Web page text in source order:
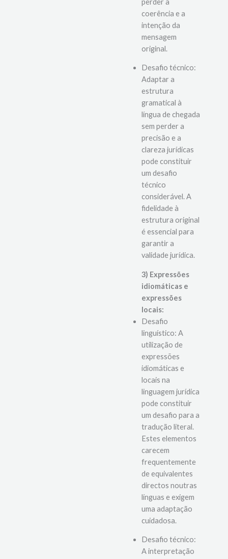
construções sem
perder a
coerência e a
intenção da
mensagem
original.
Desafio técnico:
Adaptar a
estrutura
gramatical à
língua de chegada
sem perder a
precisão e a
clareza jurídicas
pode constituir
um desafio
técnico
considerável. A
fidelidade à
estrutura original
é essencial para
garantir a
validade jurídica.
3) Expressões
idiomáticas e
expressões
locais:
Desafio
linguístico: A
utilização de
expressões
idiomáticas e
locais na
linguagem jurídica
pode constituir
um desafio para a
tradução literal.
Estes elementos
carecem
frequentemente
de equivalentes
directos noutras
línguas e exigem
uma adaptação
cuidadosa.
Desafio técnico: